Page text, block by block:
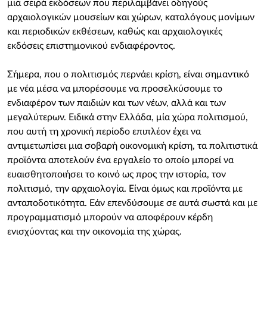
μια σειρά εκδόσεων που περιλαμβάνει οδηγούς
αρχαιολογικών μουσείων και χώρων, καταλόγους μονίμων
και περιοδικών εκθέσεων, καθώς και αρχαιολογικές
εκδόσεις επιστημονικού ενδιαφέροντος.
Σήμερα, που ο πολιτισμός περνάει κρίση, είναι σημαντικό
με νέα μέσα να μπορέσουμε να προσελκύσουμε το
ενδιαφέρον των παιδιών και των νέων, αλλά και των
μεγαλύτερων. Ειδικά στην Ελλάδα, μία χώρα πολιτισμού,
που αυτή τη χρονική περίοδο επιπλέον έχει να
αντιμετωπίσει μια σοβαρή οικονομική κρίση, τα πολιτιστικά
προϊόντα αποτελούν ένα εργαλείο το οποίο μπορεί να
ευαισθητοποιήσει το κοινό ως προς την ιστορία, τον
πολιτισμό, την αρχαιολογία. Είναι όμως και προϊόντα με
ανταποδοτικότητα. Εάν επενδύσουμε σε αυτά σωστά και με
προγραμματισμό μπορούν να αποφέρουν κέρδη
ενισχύοντας και την οικονομία της χώρας.